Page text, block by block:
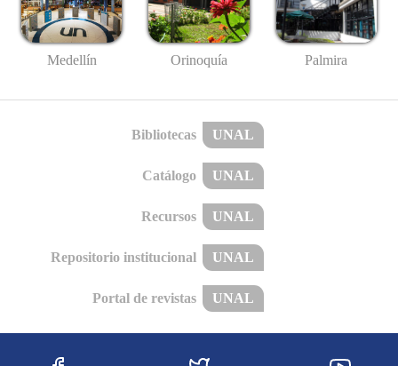
Medellín Orinoquía Palmira
Bibliotecas UNAL
Catálogo UNAL
Recursos UNAL
Repositorio institucional UNAL
Portal de revistas UNAL